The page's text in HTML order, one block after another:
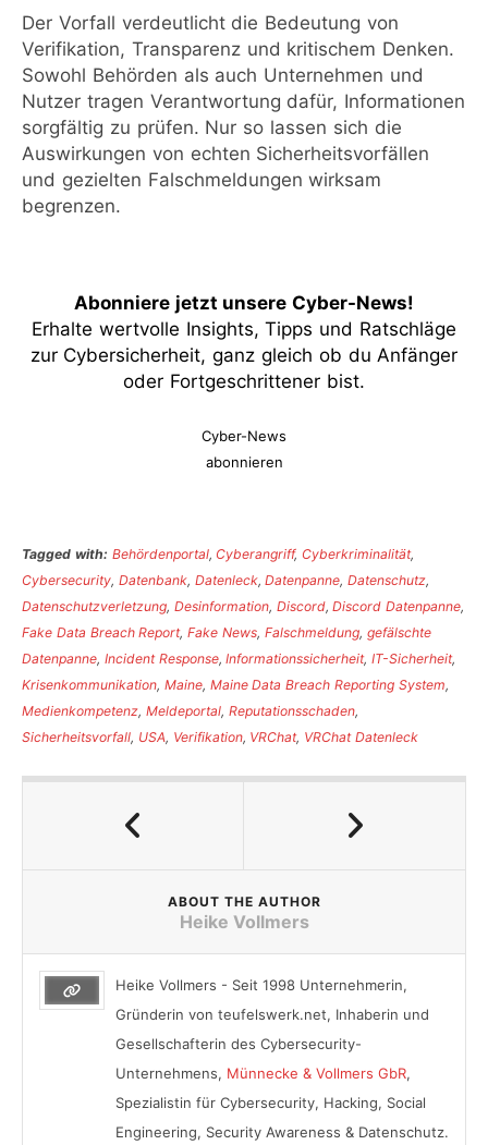
Der Vorfall verdeutlicht die Bedeutung von
Verifikation, Transparenz und kritischem Denken.
Sowohl Behörden als auch Unternehmen und
Nutzer tragen Verantwortung dafür, Informationen
sorgfältig zu prüfen. Nur so lassen sich die
Auswirkungen von echten Sicherheitsvorfällen
und gezielten Falschmeldungen wirksam
begrenzen.
Abonniere jetzt unsere Cyber-News!
Erhalte wertvolle Insights, Tipps und Ratschläge
zur Cybersicherheit, ganz gleich ob du Anfänger
oder Fortgeschrittener bist.
Cyber-News
abonnieren
Tagged with: Behördenportal, Cyberangriff, Cyberkriminalität,
Cybersecurity, Datenbank, Datenleck,Datenpanne,Datenschutz,
Datenschutzverletzung, Desinformation, Discord,Discord Datenpanne,
Fake Data Breach Report,Fake News, Falschmeldung, gefälschte
Datenpanne, Incident Response,Informationssicherheit,IT-Sicherheit,
Krisenkommunikation, Maine, Maine Data Breach Reporting System,
Medienkompetenz, Meldeportal, Reputationsschaden,
Sicherheitsvorfall, USA, Verifikation, VRChat, VRChat Datenleck
ABOUT THE AUTHOR
Heike Vollmers
Heike Vollmers - Seit 1998 Unternehmerin,
Gründerin von teufelswerk.net, Inhaberin und
Gesellschafterin des Cybersecurity-
Unternehmens, Münnecke & Vollmers GbR,
Spezialistin für Cybersecurity, Hacking, Social
Engineering, Security Awareness & Datenschutz.